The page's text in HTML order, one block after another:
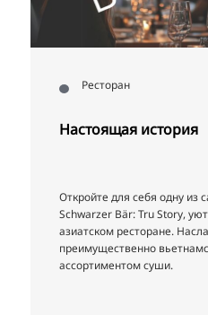
Ресторан
Настоящая история
Откройте для себя одну из
Schwarzer Bär: Tru Story,
азиатском ресторане.
преимущественно
ассортиментом суши.